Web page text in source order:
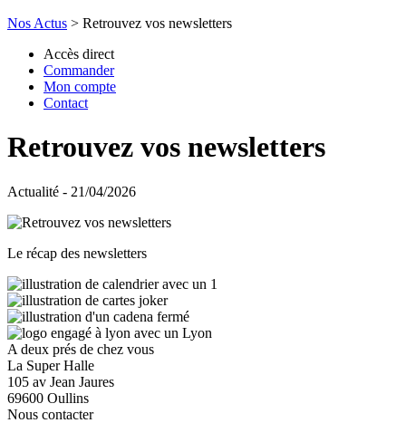
Nos Actus > Retrouvez vos newsletters
Accès direct
Commander
Mon compte
Contact
Retrouvez vos newsletters
Actualité - 21/04/2026
Le récap des newsletters
A deux prés de chez vous
La Super Halle
105 av Jean Jaures
69600 Oullins
Nous contacter